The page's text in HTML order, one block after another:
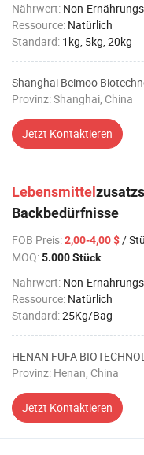
Nährwert: Non-
Ressource: Natürlich
Standard: 1kg, 5kg, 20kg
Shanghai Beimoo
Provinz: Shanghai, China
Jetzt Kontaktieren
Lebensmittel
Backbedürfnisse
FOB Preis:2,00-4,00 $/
MOQ:5.000 Stück
Nährwert: Non-
Ressource: Natürlich
Standard:25Kg/Bag
HENAN FUFA
Provinz: Henan, China
Jetzt Kontaktieren